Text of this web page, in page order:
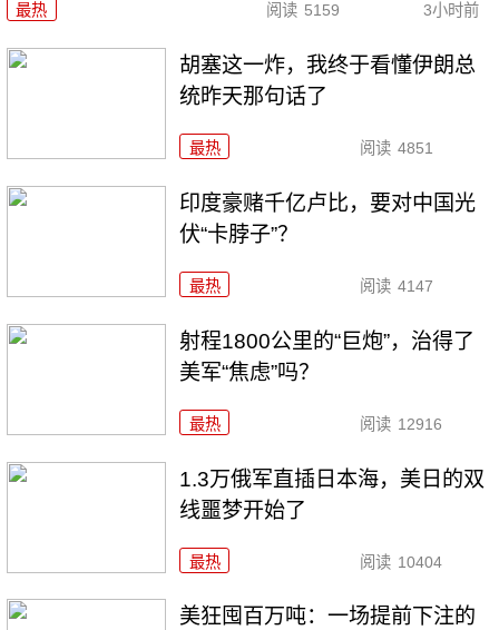
最热 阅读 5159 3小时前
胡塞这一炸，我终于看懂伊朗总
统昨天那句话了
最热 阅读 4851
印度豪赌千亿卢比，要对中国光
伏“卡脖子”？
最热 阅读 4147
射程1800公里的“巨炮”，治得了
美军“焦虑”吗？
最热 阅读 12916
1.3万俄军直插日本海，美日的双
线噩梦开始了
最热 阅读 10404
美狂囤百万吨：一场提前下注的